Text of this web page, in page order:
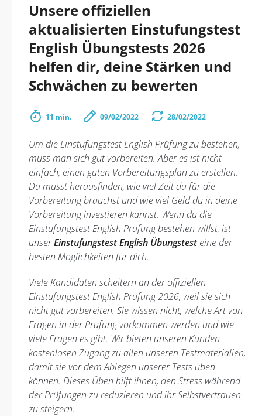
Unsere offiziellen
aktualisierten Einstufungstest
English Übungstests 2026
helfen dir, deine Stärken und
Schwächen zu bewerten
11 min. 09/02/2022 28/02/2022
Um die Einstufungstest English Prüfung zu bestehen,
muss man sich gut vorbereiten. Aber es ist nicht
einfach, einen guten Vorbereitungsplan zu erstellen.
Du musst herausfinden, wie viel Zeit du für die
Vorbereitung brauchst und wie viel Geld du in deine
Vorbereitung investieren kannst. Wenn du die
Einstufungstest English Prüfung bestehen willst, ist
unserEinstufungstest English Übungstesteine der
besten Möglichkeiten für dich.
Viele Kandidaten scheitern an der offiziellen
Einstufungstest English Prüfung 2026, weil sie sich
nicht gut vorbereiten. Sie wissen nicht, welche Art von
Fragen in der Prüfung vorkommen werden und wie
viele Fragen es gibt. Wir bieten unseren Kunden
kostenlosen Zugang zu allen unseren Testmaterialien,
damit sie vor dem Ablegen unserer Tests üben
können. Dieses Üben hilft ihnen, den Stress während
der Prüfungen zu reduzieren und ihr Selbstvertrauen
zu steigern.